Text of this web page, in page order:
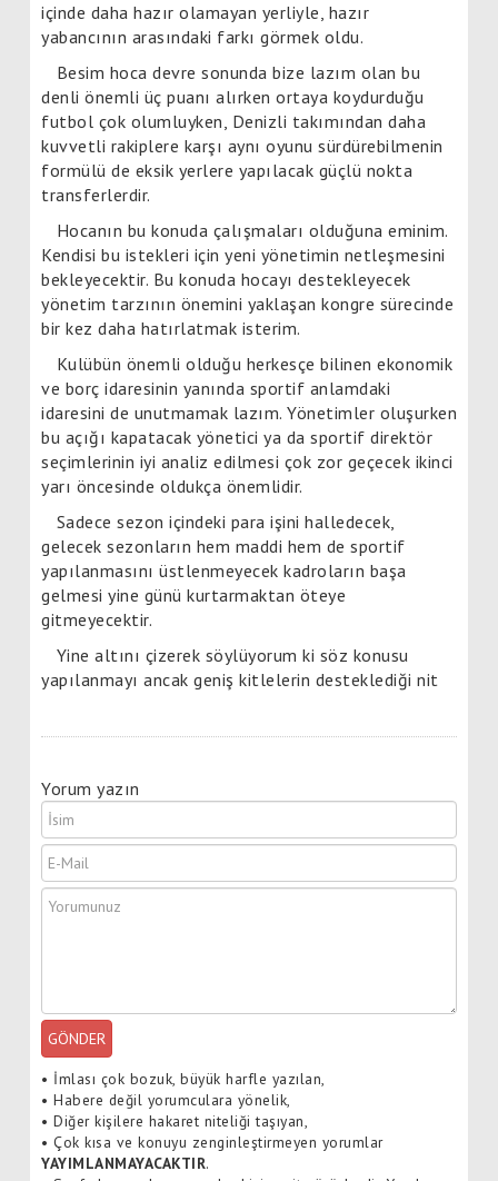
içinde daha hazır olamayan yerliyle, hazır
yabancının arasındaki farkı görmek oldu.
Besim hoca devre sonunda bize lazım olan bu
denli önemli üç puanı alırken ortaya koydurduğu
futbol çok olumluyken, Denizli takımından daha
kuvvetli rakiplere karşı aynı oyunu sürdürebilmenin
formülü de eksik yerlere yapılacak güçlü nokta
transferlerdir.
Hocanın bu konuda çalışmaları olduğuna eminim.
Kendisi bu istekleri için yeni yönetimin netleşmesini
bekleyecektir. Bu konuda hocayı destekleyecek
yönetim tarzının önemini yaklaşan kongre sürecinde
bir kez daha hatırlatmak isterim.
Kulübün önemli olduğu herkesçe bilinen ekonomik
ve borç idaresinin yanında sportif anlamdaki
idaresini de unutmamak lazım. Yönetimler oluşurken
bu açığı kapatacak yönetici ya da sportif direktör
seçimlerinin iyi analiz edilmesi çok zor geçecek ikinci
yarı öncesinde oldukça önemlidir.
Sadece sezon içindeki para işini halledecek,
gelecek sezonların hem maddi hem de sportif
yapılanmasını üstlenmeyecek kadroların başa
gelmesi yine günü kurtarmaktan öteye
gitmeyecektir.
Yine altını çizerek söylüyorum ki söz konusu
yapılanmayı ancak geniş kitlelerin desteklediği nit
Yorum yazın
GÖNDER
• İmlası çok bozuk, büyük harfle yazılan,
• Habere değil yorumculara yönelik,
• Diğer kişilere hakaret niteliği taşıyan,
• Çok kısa ve konuyu zenginleştirmeyen yorumlar
YAYIMLANMAYACAKTIR.